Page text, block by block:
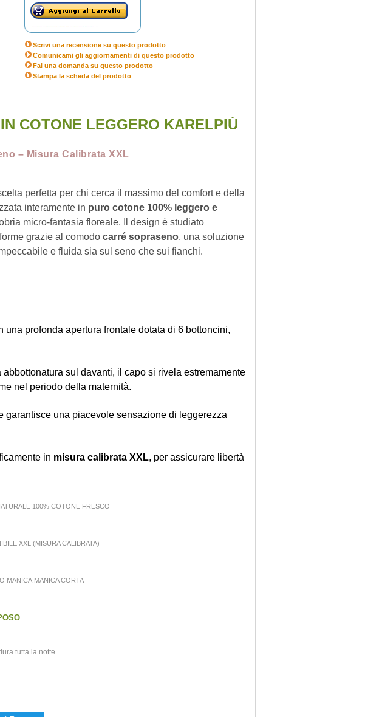
Scrivi una recensione su questo prodotto
Comunicami gli aggiornamenti di questo prodotto
Fai una domanda su questo prodotto
Stampa la scheda del prodotto
COTONE LEGGERO KARELPIÙ
– Misura Calibrata XXL
perfetta per chi cerca il massimo del comfort e della
interamente in puro cotone 100% leggero e
micro-fantasia floreale. Il design è studiato
grazie al comodo carré sopraseno, una soluzione
e fluida sia sul seno che sui fianchi.
una profonda apertura frontale dotata di 6 bottoncini,
abbottonatura sul davanti, il capo si rivela estremamente
nel periodo della maternità.
garantisce una piacevole sensazione di leggerezza
in misura calibrata XXL, per assicurare libertà
100% COTONE FRESCO
XXL (MISURA CALIBRATA)
MANICA MANICA CORTA
tutta la notte.